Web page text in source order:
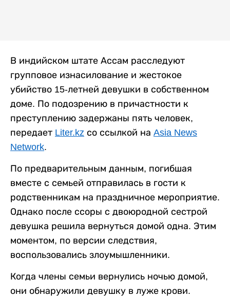
В индийском штате Ассам расследуют
групповое изнасилование и жестокое
убийство 15-летней девушки в собственном
доме. По подозрению в причастности к
преступлению задержаны пять человек,
передает Liter.kz со ссылкой на Asia News
Network.
По предварительным данным, погибшая
вместе с семьей отправилась в гости к
родственникам на праздничное мероприятие.
Однако после ссоры с двоюродной сестрой
девушка решила вернуться домой одна. Этим
моментом, по версии следствия,
воспользовались злоумышленники.
Когда члены семьи вернулись ночью домой,
они обнаружили девушку в луже крови.